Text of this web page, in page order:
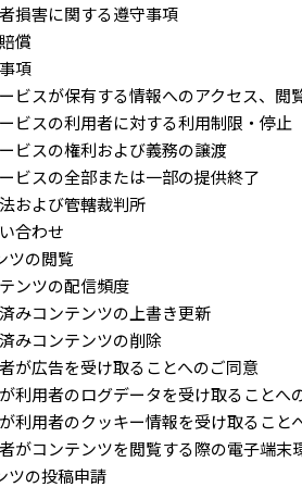
損害に関する遵守事項
償
項
ビスが保有する情報へのアクセス、閲
ビスの利用者に対する利用制限・停止
ビスの権利および義務の譲渡
ビスの全部または一部の提供終了
および管轄裁判所
合わせ
ツの閲覧
ンツの配信頻度
みコンテンツの上書き更新
みコンテンツの削除
が広告を受け取ることへのご同意
利用者のログデータを受け取ることへ
利用者のクッキー情報を受け取ること
がコンテンツを閲覧する際の電子端末
ツの投稿申請